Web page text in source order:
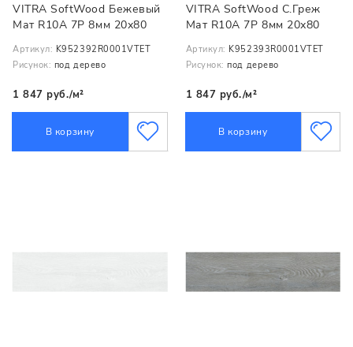
VITRA SoftWood Бежевый
Мат R10A 7Р 8мм 20х80
Артикул: K952392R0001VTET
Рисунок: под дерево
1 847 руб./м²
В корзину
VITRA SoftWood С.Греж
Мат R10A 7Р 8мм 20х80
Артикул: K952393R0001VTET
Рисунок: под дерево
1 847 руб./м²
В корзину